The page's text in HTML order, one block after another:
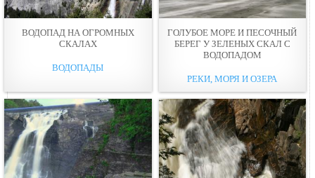
ВОДОПАД НА ОГРОМНЫХ
СКАЛАХ
ВОДОПАДЫ
ГОЛУБОЕ МОРЕ И ПЕСОЧНЫЙ
БЕРЕГ У ЗЕЛЕНЫХ СКАЛ С
ВОДОПАДОМ
РЕКИ, МОРЯ И ОЗЕРА